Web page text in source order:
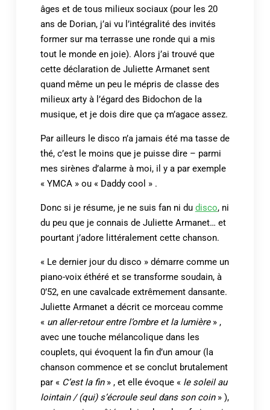
âges et de tous milieux sociaux (pour les 20
ans de Dorian, j’ai vu l’intégralité des invités
former sur ma terrasse une ronde qui a mis
tout le monde en joie). Alors j’ai trouvé que
cette déclaration de Juliette Armanet sent
quand même un peu le mépris de classe des
milieux arty à l’égard des Bidochon de la
musique, et je dois dire que ça m’agace assez.
Par ailleurs le disco n’a jamais été ma tasse de
thé, c’est le moins que je puisse dire – parmi
mes sirènes d’alarme à moi, il y a par exemple
« YMCA » ou « Daddy cool » .
Donc si je résume, je ne suis fan ni du disco, ni
du peu que je connais de Juliette Armanet… et
pourtant j’adore littéralement cette chanson.
« Le dernier jour du disco » démarre comme un
piano-voix éthéré et se transforme soudain, à
0’52, en une cavalcade extrêmement dansante.
Juliette Armanet a décrit ce morceau comme
« un aller-retour entre l’ombre et la lumière» ,
avec une touche mélancolique dans les
couplets, qui évoquent la fin d’un amour (la
chanson commence et se conclut brutalement
par « C’est la fin» , et elle évoque « le soleil au
lointain / (qui) s’écroule seul dans son coin» ),